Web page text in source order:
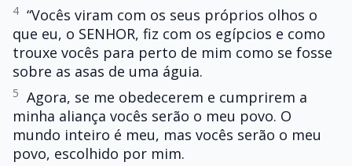
4 “Vocês viram com os seus próprios olhos o
que eu, o SENHOR, fiz com os egípcios e como
trouxe vocês para perto de mim como se fosse
sobre as asas de uma águia.
5 Agora, se me obedecerem e cumprirem a
minha aliança vocês serão o meu povo. O
mundo inteiro é meu, mas vocês serão o meu
povo, escolhido por mim.